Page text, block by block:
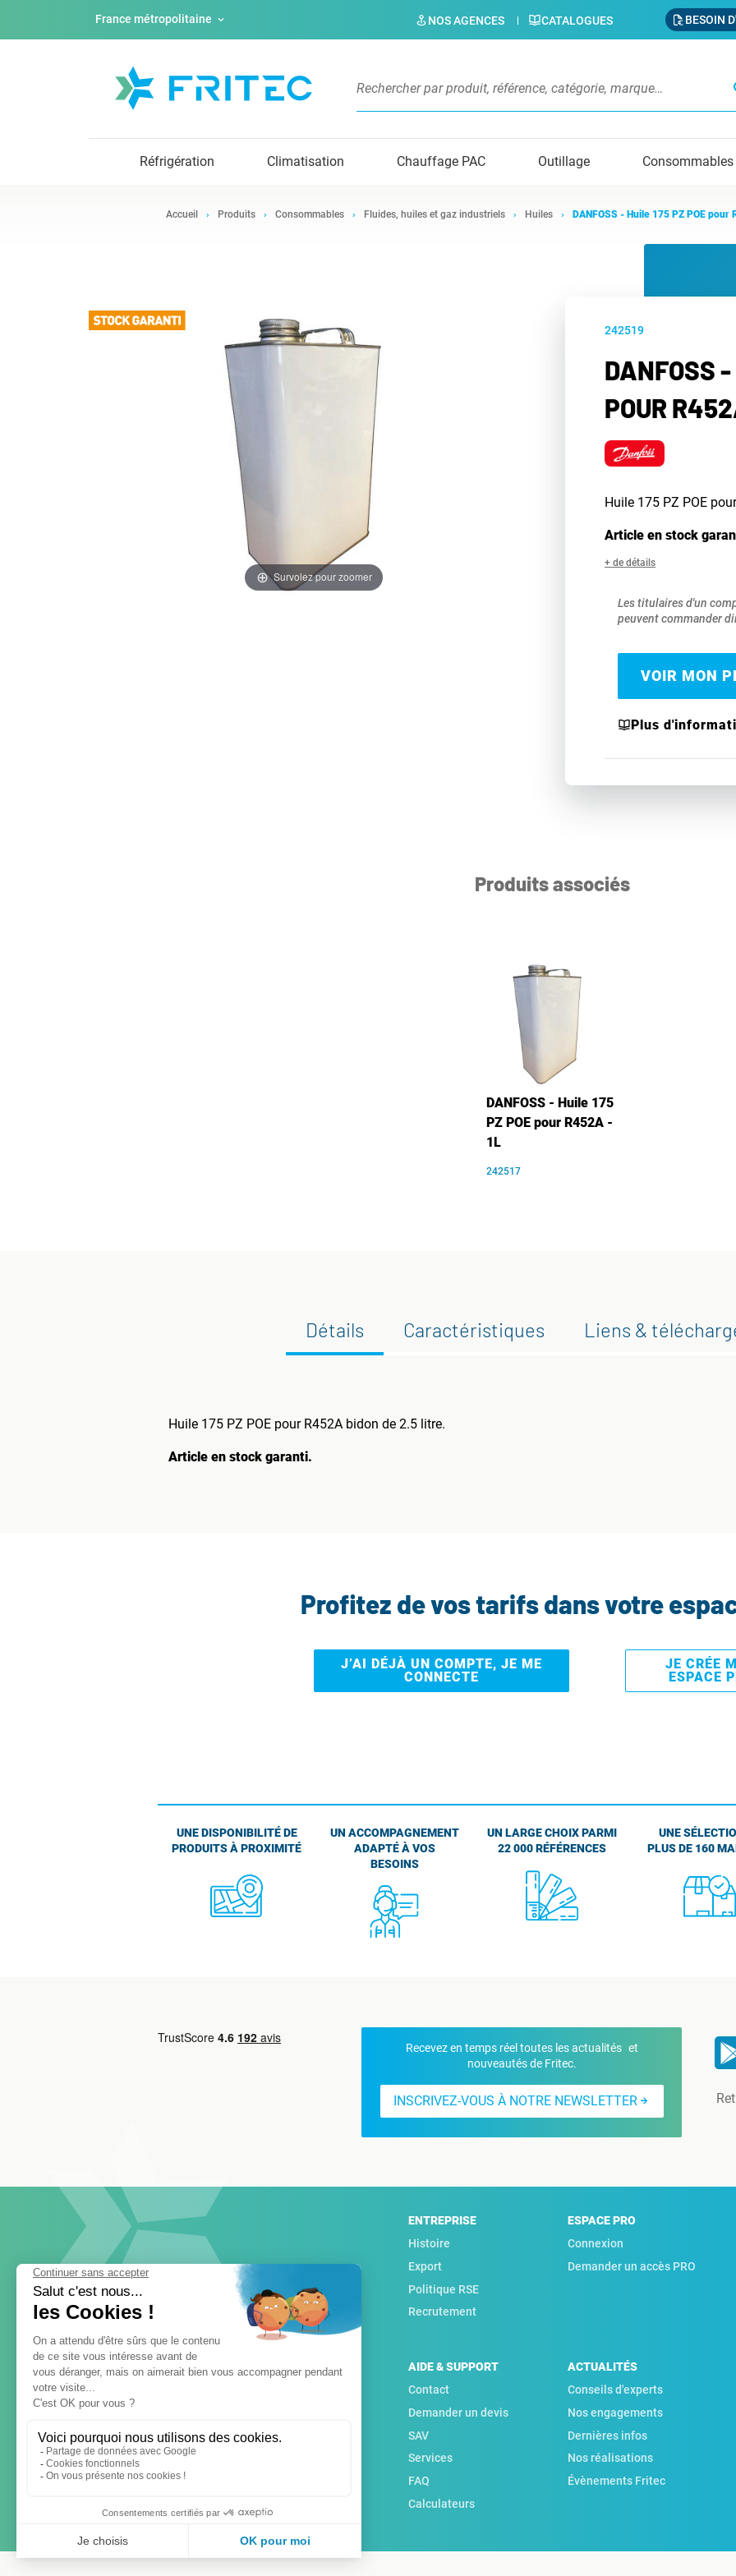
France métropolitaine NOS AGENCES CATALOGUES BESOIN
Réfrigération Climatisation Chauffage PAC Outillage Consommables
Accueil Produits Consommables Fluides, huiles et gaz industriels Huiles DANFOSS - Huile 175 PZ POE pour
Survolez pour zoomer
242519
DANFOSS -
POUR
Huile 175 PZ POE
Article en stock
+ de détails
Les titulaires d'un
peuvent commander
VOIR MON
Plus
Produits associés
DANFOSS - Huile 175
PZ POE pour R452A -
1L
242517
Détails Caractéristiques Liens &
Huile 175 PZ POE pour R452A bidon de 2.5 litre.
Article en stock garanti.
Profitez de vos tarifs dans votre
J’AI DÉJÀ UN COMPTE, JE ME
CONNECTE
JE CRÉE
ESPACE
UNE DISPONIBILITÉ DE
PRODUITS À PROXIMITÉ
UN ACCOMPAGNEMENT
ADAPTÉ À VOS
BESOINS
UN LARGE CHOIX PARMI
22 000 RÉFÉRENCES
UNE
PLUS DE 160
Recevez en temps réel toutes les actualités et
nouveautés de Fritec.
INSCRIVEZ-VOUS À NOTRE NEWSLETTER
ENTREPRISE
Histoire
Export
Politique RSE
Recrutement
ESPACE PRO
Connexion
Demander un accès PRO
AIDE & SUPPORT
Contact
Demander un devis
SAV
Services
FAQ
Calculateurs
ACTUALITÉS
Conseils d'experts
Nos engagements
Dernières infos
Nos réalisations
Évènements Fritec